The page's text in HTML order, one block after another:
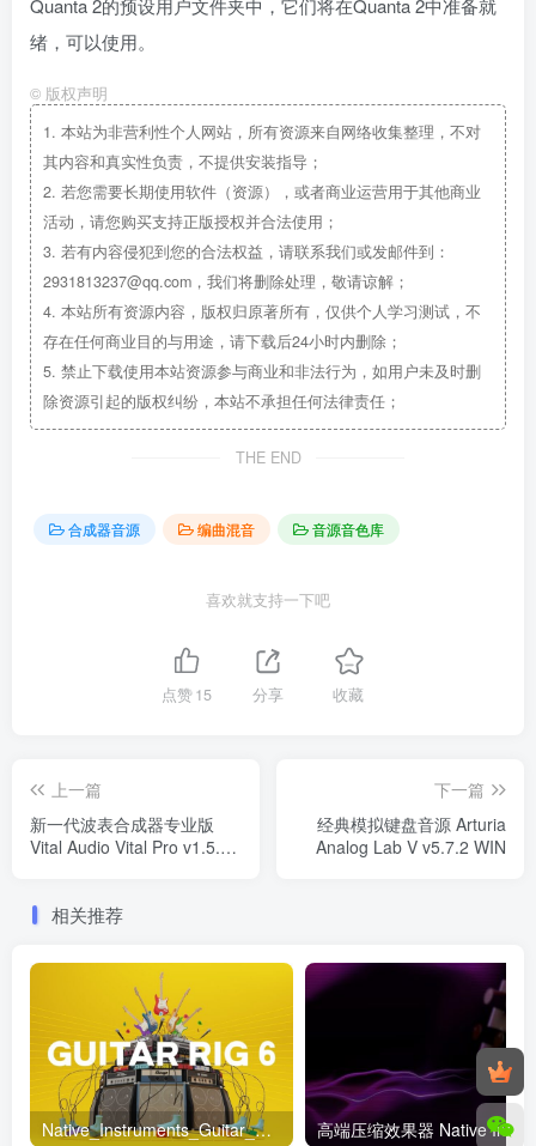
Quanta 2的预设用户文件夹中，它们将在Quanta 2中准备就
绪，可以使用。
© 版权声明
1. 本站为非营利性个人网站，所有资源来自网络收集整理，不对
其内容和真实性负责，不提供安装指导；
2. 若您需要长期使用软件（资源），或者商业运营用于其他商业
活动，请您购买支持正版授权并合法使用；
3. 若有内容侵犯到您的合法权益，请联系我们或发邮件到：
2931813237@qq.com，我们将删除处理，敬请谅解；
4. 本站所有资源内容，版权归原著所有，仅供个人学习测试，不
存在任何商业目的与用途，请下载后24小时内删除；
5. 禁止下载使用本站资源参与商业和非法行为，如用户未及时删
除资源引起的版权纠纷，本站不承担任何法律责任；
THE END
合成器音源 编曲混音 音源音色库
喜欢就支持一下吧
点赞15 分享 收藏
上一篇
新一代波表合成器专业版
Vital Audio Vital Pro v1.5.5
下一篇
经典模拟键盘音源 Arturia
Analog Lab V v5.7.2 WIN
相关推荐
Native_Instruments_Guitar_Rig_6_Pro_v6.4.0_WiN